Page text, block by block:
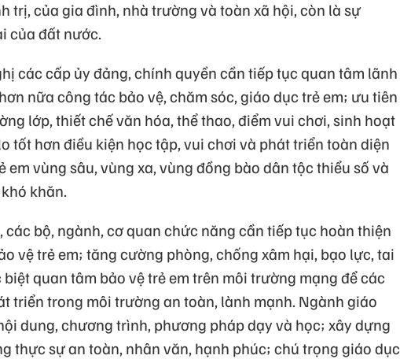
trị, của gia đình, nhà trường và toàn xã hội, còn là sự
của đất nước.
các cấp ủy đảng, chính quyền cần tiếp tục quan tâm lãnh
nữa công tác bảo vệ, chăm sóc, giáo dục trẻ em; ưu tiên
lớp, thiết chế văn hóa, thể thao, điểm vui chơi, sinh hoạt
tốt hơn điều kiện học tập, vui chơi và phát triển toàn diện
em vùng sâu, vùng xa, vùng đồng bào dân tộc thiểu số và
khăn.
các bộ, ngành, cơ quan chức năng cần tiếp tục hoàn thiện
vệ trẻ em; tăng cường phòng, chống xâm hại, bạo lực, tai
quan tâm bảo vệ trẻ em trên môi trường mạng để các
triển trong môi trường an toàn, lành mạnh. Ngành giáo
dung, chương trình, phương pháp dạy và học; xây dựng
thực sự an toàn, nhân văn, hạnh phúc; chú trọng giáo dục